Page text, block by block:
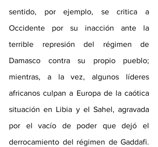
sentido, por ejemplo, se critica a
Occidente por su inacción ante la
terrible represión del régimen de
Damasco contra su propio pueblo;
mientras, a la vez, algunos líderes
africanos culpan a Europa de la caótica
situación en Libia y el Sahel, agravada
por el vacío de poder que dejó el
derrocamiento del régimen de Gaddafi.